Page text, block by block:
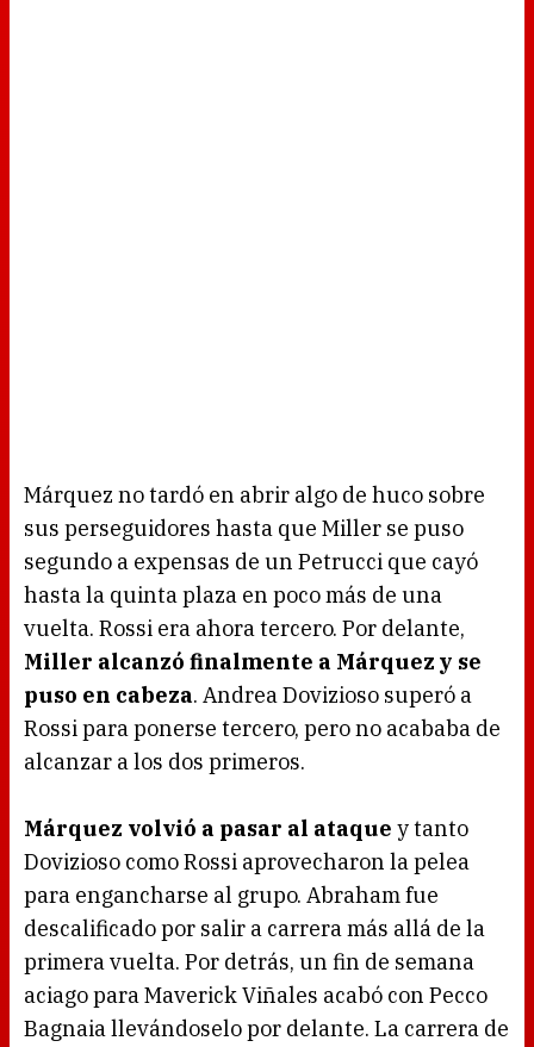
Márquez no tardó en abrir algo de huco sobre
sus perseguidores hasta que Miller se puso
segundo a expensas de un Petrucci que cayó
hasta la quinta plaza en poco más de una
vuelta. Rossi era ahora tercero. Por delante,
Miller alcanzó finalmente a Márquez y se
puso en cabeza. Andrea Dovizioso superó a
Rossi para ponerse tercero, pero no acababa de
alcanzar a los dos primeros.
Márquez volvió a pasar al ataque y tanto
Dovizioso como Rossi aprovecharon la pelea
para engancharse al grupo. Abraham fue
descalificado por salir a carrera más allá de la
primera vuelta. Por detrás, un fin de semana
aciago para Maverick Viñales acabó con Pecco
Bagnaia llevándoselo por delante. La carrera de